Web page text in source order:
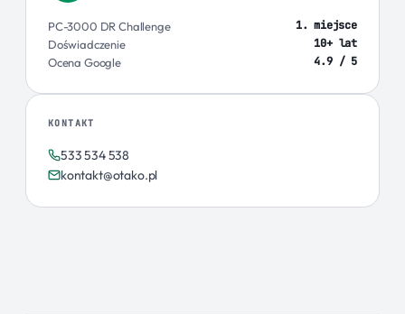
PC-3000 DR Challenge
1. miejsce
Doświadczenie
10+ lat
Ocena Google
4.9 / 5
KONTAKT
533 534 538
kontakt@otako.pl